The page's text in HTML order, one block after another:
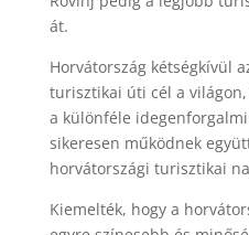
át.
Horvátország kétségkívül
turisztikai úti cél a
a különféle
sikeresen működnek
horvátországi turisztikai
Kiemelték, hogy a